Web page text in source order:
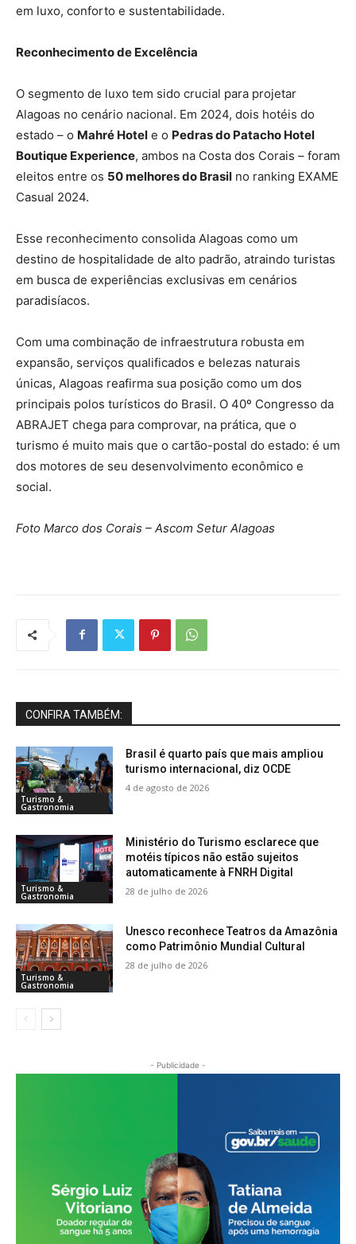
em luxo, conforto e sustentabilidade.
Reconhecimento de Excelência
O segmento de luxo tem sido crucial para projetar
Alagoas no cenário nacional. Em 2024, dois hotéis do
estado – o Mahré Hotel e o Pedras do Patacho Hotel
Boutique Experience, ambos na Costa dos Corais – foram
eleitos entre os 50 melhores do Brasil no ranking EXAME
Casual 2024.
Esse reconhecimento consolida Alagoas como um
destino de hospitalidade de alto padrão, atraindo turistas
em busca de experiências exclusivas em cenários
paradisíacos.
Com uma combinação de infraestrutura robusta em
expansão, serviços qualificados e belezas naturais
únicas, Alagoas reafirma sua posição como um dos
principais polos turísticos do Brasil. O 40º Congresso da
ABRAJET chega para comprovar, na prática, que o
turismo é muito mais que o cartão-postal do estado: é um
dos motores de seu desenvolvimento econômico e
social.
Foto Marco dos Corais – Ascom Setur Alagoas
CONFIRA TAMBÉM:
Turismo &
Gastronomia
Brasil é quarto país que mais ampliou
turismo internacional, diz OCDE
4 de agosto de 2026
Turismo &
Gastronomia
Ministério do Turismo esclarece que
motéis típicos não estão sujeitos
automaticamente à FNRH Digital
28 de julho de 2026
Turismo &
Gastronomia
Unesco reconhece Teatros da Amazônia
como Patrimônio Mundial Cultural
28 de julho de 2026
- Publicidade -